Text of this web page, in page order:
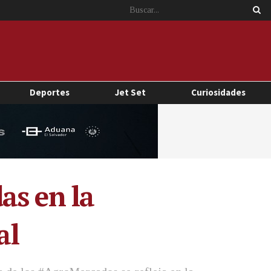
Deportes Jet Set Curiosidades
en la